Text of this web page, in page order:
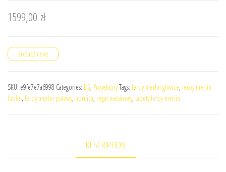
1599,00 zł
Zobacz cenę
SKU: e9fe7e7a6998 Categories: LG, ProjektoryTags: leroy merlin gliwice, leroy merlin
lublin, leroy merlin puławy, nornica, regał metalowy, tapety leroy merlin
DESCRIPTION